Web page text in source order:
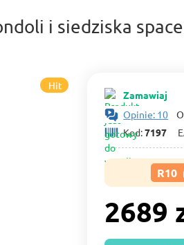
i siedziska
Hit
Zamawiaj
Opinie: 10
Kod:7197
R10
2689